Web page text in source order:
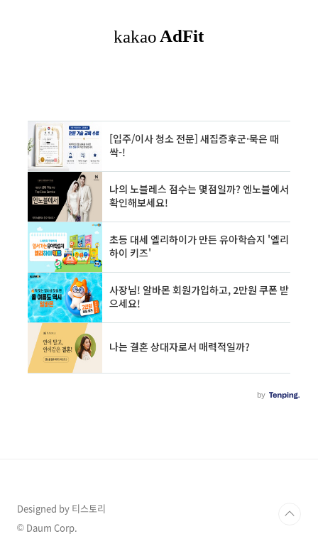
를 뜻합니다.2. UAP는 공중뿐 아니라 바다, 우
주, 지상, 센서 이상까지 포함하는 더 넓은 개념입
Designed by 티스토리
© Daum Corp.